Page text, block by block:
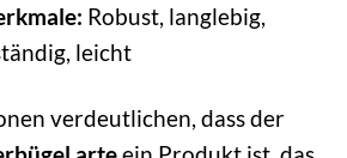
Robust, langlebig,
leicht
verdeutlichen, dass der